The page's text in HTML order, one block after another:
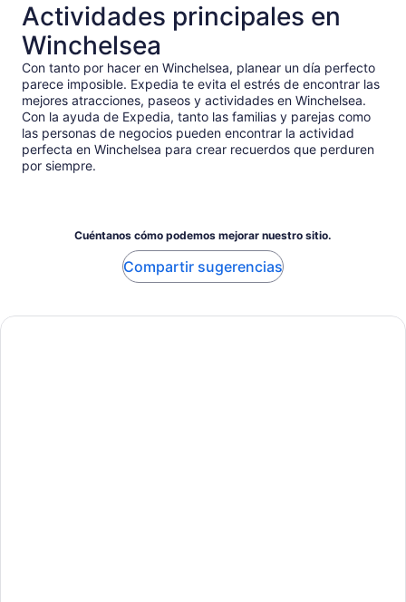
Actividades principales en
Winchelsea
Con tanto por hacer en Winchelsea, planear un día perfecto
parece imposible. Expedia te evita el estrés de encontrar las
mejores atracciones, paseos y actividades en Winchelsea.
Con la ayuda de Expedia, tanto las familias y parejas como
las personas de negocios pueden encontrar la actividad
perfecta en Winchelsea para crear recuerdos que perduren
por siempre.
Cuéntanos cómo podemos mejorar nuestro sitio.
Compartir sugerencias